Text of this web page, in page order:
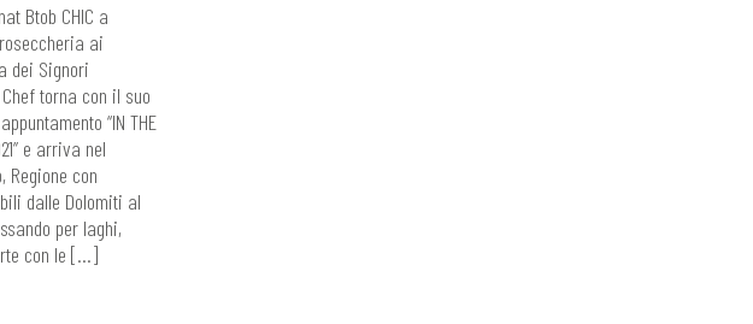
Btob CHIC a
ai
dei Signori
torna con il suo
“IN THE
e arriva nel
Regione con
dalle Dolomiti al
per laghi,
con le […]